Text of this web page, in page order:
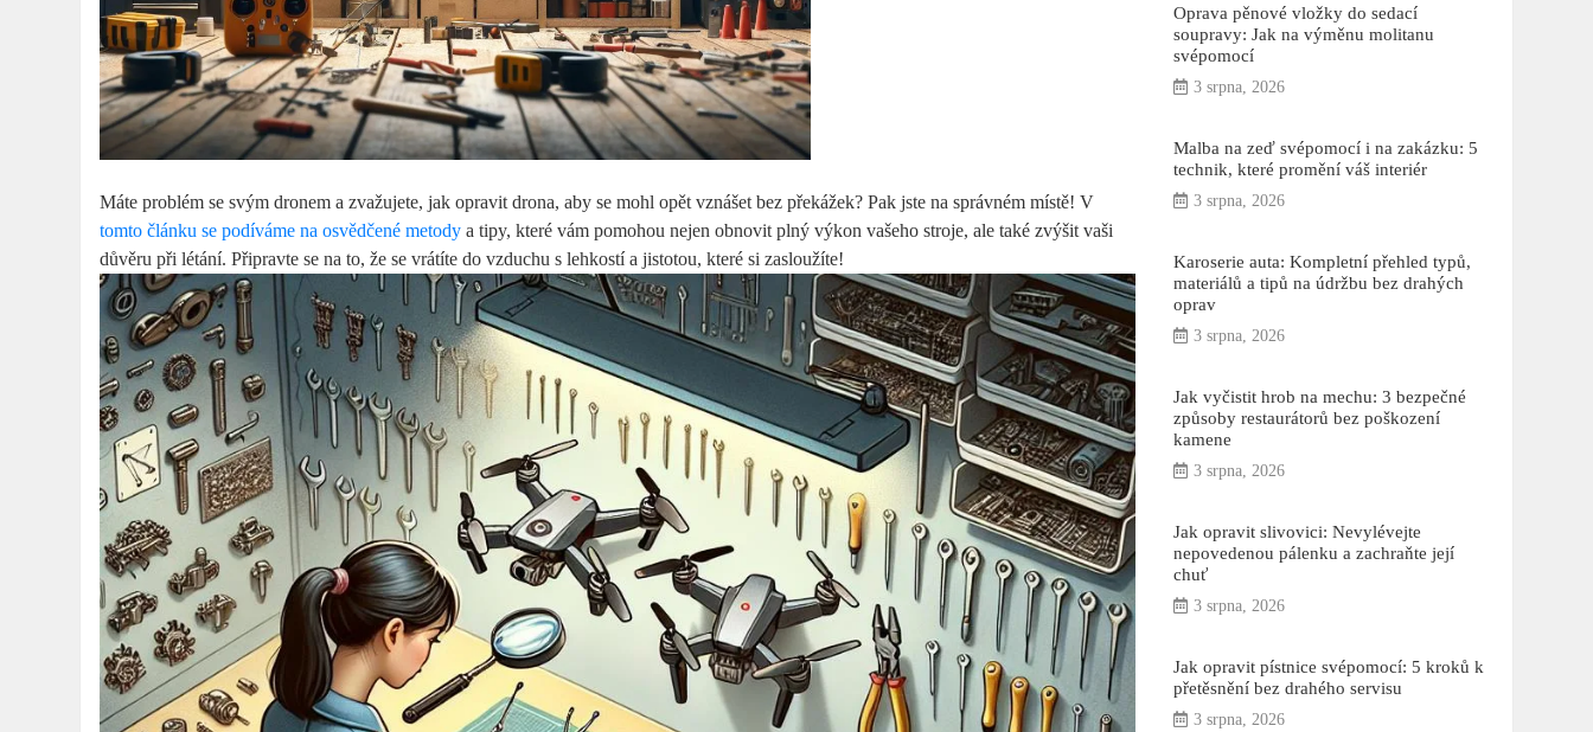
Máte problém se svým dronem a zvažujete, jak opravit drona, aby se mohl opět vznášet bez překážek? Pak jste na správném místě! V
tomto článku se podíváme na osvědčené metody a tipy, které vám pomohou nejen obnovit plný výkon vašeho stroje, ale také zvýšit vaši
důvěru při létání. Připravte se na to, že se vrátíte do vzduchu s lehkostí a jistotou, které si zasloužíte!
Oprava pěnové vložky do sedací
soupravy: Jak na výměnu molitanu
svépomocí
3 srpna, 2026
Malba na zeď svépomocí i na zakázku: 5
technik, které promění váš interiér
3 srpna, 2026
Karoserie auta: Kompletní přehled typů,
materiálů a tipů na údržbu bez drahých
oprav
3 srpna, 2026
Jak vyčistit hrob na mechu: 3 bezpečné
způsoby restaurátorů bez poškození
kamene
3 srpna, 2026
Jak opravit slivovici: Nevylévejte
nepovedenou pálenku a zachraňte její
chuť
3 srpna, 2026
Jak opravit pístnice svépomocí: 5 kroků k
přetěsnění bez drahého servisu
3 srpna, 2026